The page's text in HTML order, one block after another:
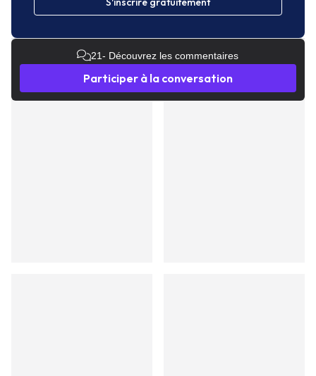
21- Découvrez les commentaires
Participer à la conversation